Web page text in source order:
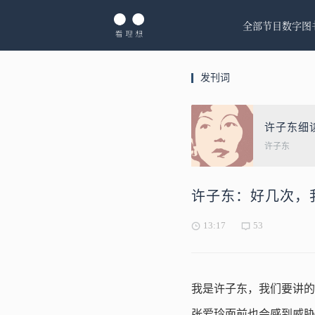
全部节目数字图
发刊词
许子东细
许子东
许子东：好几次，
13:17 53
我是许子东，我们要讲